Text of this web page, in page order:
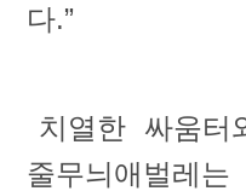
다.”
치열한 싸움
줄무늬애벌레